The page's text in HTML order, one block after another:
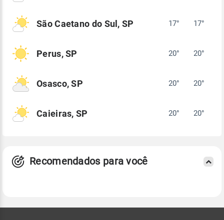
São Caetano do Sul, SP 17° 17°
Perus, SP 20° 20°
Osasco, SP 20° 20°
Caieiras, SP 20° 20°
Recomendados para você